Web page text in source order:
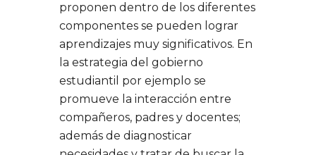
proponen dentro de los diferentes
componentes se pueden lograr
aprendizajes muy significativos. En
la estrategia del gobierno
estudiantil por ejemplo se
promueve la interacción entre
compañeros, padres y docentes;
además de diagnosticar